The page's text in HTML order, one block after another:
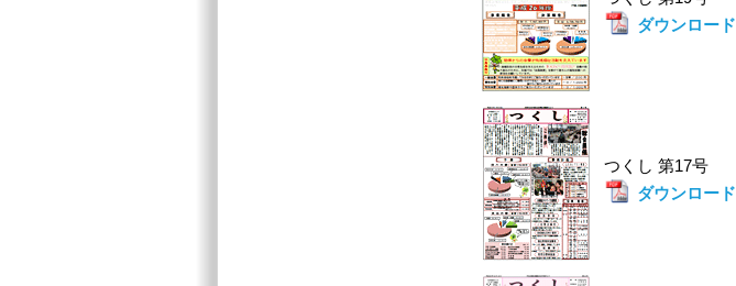
ダウンロード
つくし 第17号
ダウンロード